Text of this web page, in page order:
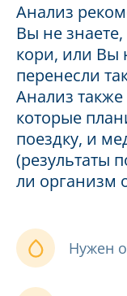
Анализ
Вы не
кори, или Вы
перенесли
Анализ
которые
поездку, и
(результаты
ли организм
Нужен